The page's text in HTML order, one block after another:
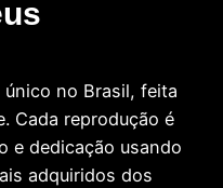
no Brasil, feita
Cada reprodução é
e dedicação usando
adquiridos dos